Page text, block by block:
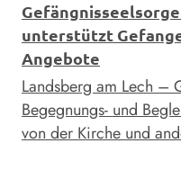
unterstützt
Angebote
Landsberg am Lech –
Begegnungs- und
von der Kirche und